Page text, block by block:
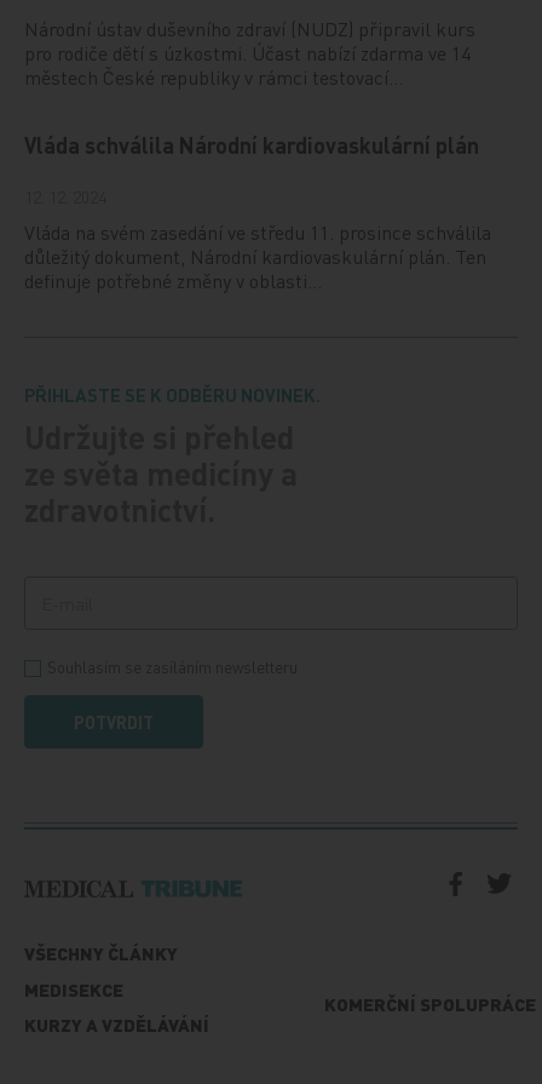
Národní ústav duševního zdraví (NUDZ) připravil kurs
pro rodiče dětí s úzkostmi. Účast nabízí zdarma ve 14
městech České republiky v rámci testovací…
Vláda schválila Národní kardiovaskulární plán
Vláda na svém zasedání ve středu 11. prosince schválila
důležitý dokument, Národní kardiovaskulární plán. Ten
definuje potřebné změny v oblasti…
PŘIHLASTE SE K ODBĚRU NOVINEK.
POTVRDIT
VŠECHNY ČLÁNKY
MEDISEKCE
KURZY A VZDĚLÁVÁNÍ
KOMERČNÍ SPOLUPRÁCE